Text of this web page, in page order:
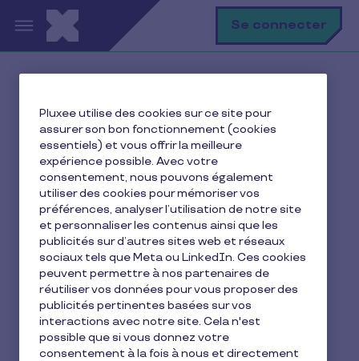
Aller au contenu principal Se connecter
Ma vie avec Pluxee
CSE Incentive
Je construis mon équilibre vie
Je gère mes finances Je me déplace
Je me restaure La vie chez Pluxee
Ma vie avec Pluxee Ressources humaines
Pluxee utilise des cookies sur ce site pour
assurer son bon fonctionnement (cookies
essentiels) et vous offrir la meilleure
expérience possible. Avec votre
consentement, nous pouvons également
utiliser des cookies pour mémoriser vos
préférences, analyser l’utilisation de notre site
et personnaliser les contenus ainsi que les
publicités sur d’autres sites web et réseaux
sociaux tels que Meta ou LinkedIn. Ces cookies
peuvent permettre à nos partenaires de
réutiliser vos données pour vous proposer des
publicités pertinentes basées sur vos
interactions avec notre site. Cela n'est
possible que si vous donnez votre
consentement à la fois à nous et directement